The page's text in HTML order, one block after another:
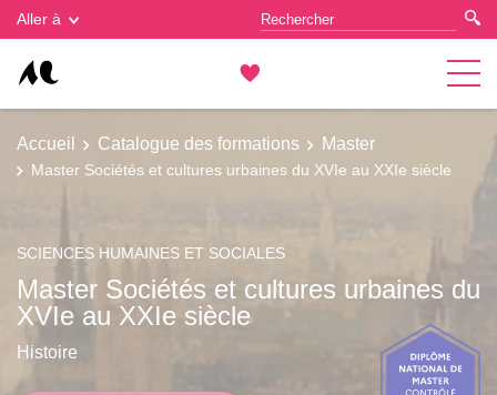
Aller à
Accueil Catalogue des formations Master
Master Sociétés et cultures urbaines du XVIe au XXIe siècle
SCIENCES HUMAINES ET SOCIALES
Master Sociétés et cultures urbaines du
XVIe au XXIe siècle
Histoire
Gestion des cookies